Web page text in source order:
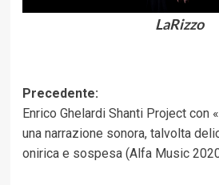
LaRizzo
Navigazione
articolo
Precedente:
Enrico Ghelardi Shanti Project con
una narrazione sonora, talvolta
onirica e sospesa (Alfa Music